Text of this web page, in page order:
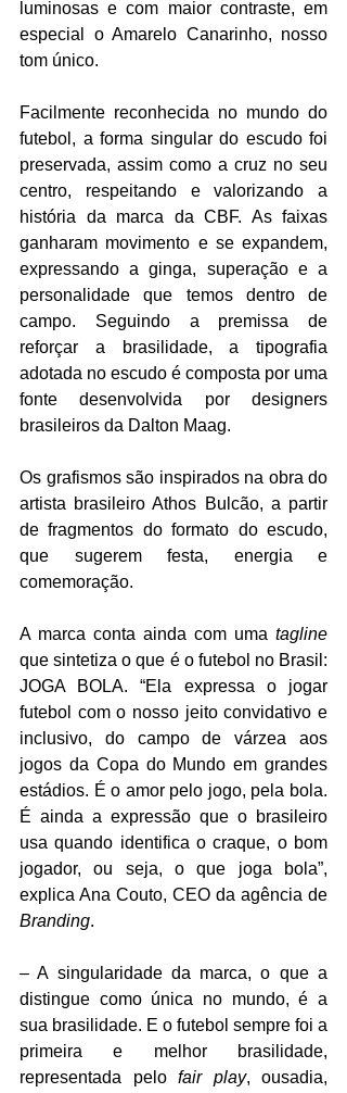
luminosas e com maior contraste, em
especial o Amarelo Canarinho, nosso
tom único.
Facilmente reconhecida no mundo do
futebol, a forma singular do escudo foi
preservada, assim como a cruz no seu
centro, respeitando e valorizando a
história da marca da CBF. As faixas
ganharam movimento e se expandem,
expressando a ginga, superação e a
personalidade que temos dentro de
campo. Seguindo a premissa de
reforçar a brasilidade, a tipografia
adotada no escudo é composta por uma
fonte desenvolvida por designers
brasileiros da Dalton Maag.
Os grafismos são inspirados na obra do
artista brasileiro Athos Bulcão, a partir
de fragmentos do formato do escudo,
que sugerem festa, energia e
comemoração.
A marca conta ainda com uma tagline
que sintetiza o que é o futebol no Brasil:
JOGA BOLA. “Ela expressa o jogar
futebol com o nosso jeito convidativo e
inclusivo, do campo de várzea aos
jogos da Copa do Mundo em grandes
estádios. É o amor pelo jogo, pela bola.
É ainda a expressão que o brasileiro
usa quando identifica o craque, o bom
jogador, ou seja, o que joga bola”,
Branding.
– A singularidade da marca, o que a
distingue como única no mundo, é a
sua brasilidade. E o futebol sempre foi a
primeira e melhor brasilidade,
representada pelo fair play, ousadia,